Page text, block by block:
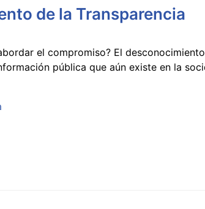
de la Transparencia
el compromiso? El
pública que aún existe en la